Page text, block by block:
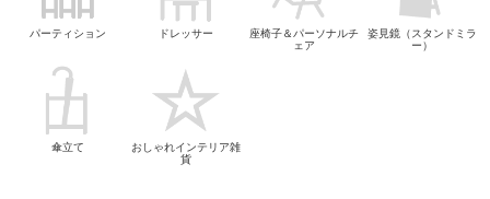
パーティション ドレッサー
座椅子＆パーソナルチ
ェア
姿見鏡（スタンドミラ
ー）
傘立て
おしゃれインテリア雑
貨